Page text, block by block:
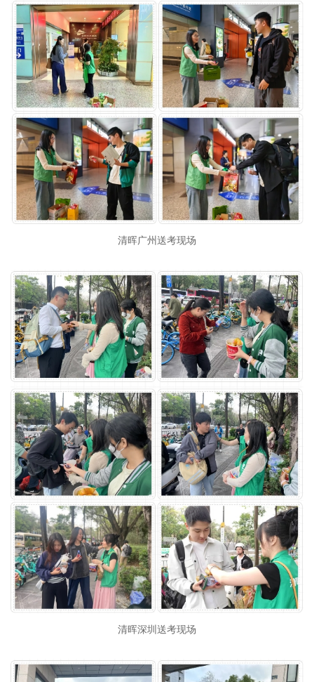
清晖广州送考现场
清晖深圳送考现场